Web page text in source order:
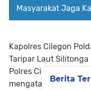
Masyarakat Jaga
Kapolres Cilegon
Taripar Laut Silitonga
Polres Cilegon Polda
mengatakan bahwa
Berita